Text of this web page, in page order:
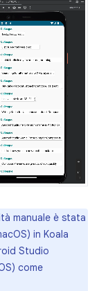
manuale è stata
in Koala
Studio
come